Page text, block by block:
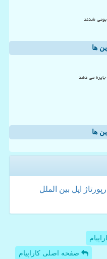
بومی شدند
ها
می دهد
ها
رپورتاژ اپل بین الملل
صفحه اصلی کاراپیام